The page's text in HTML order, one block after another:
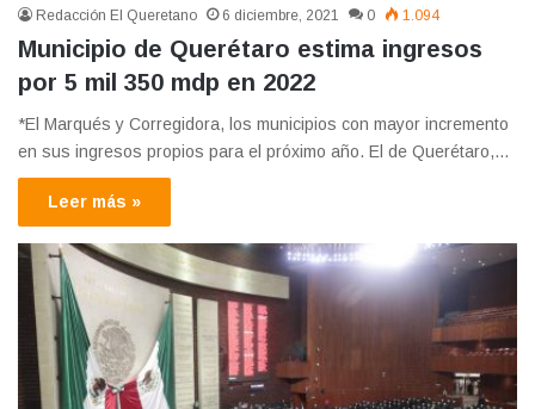
Redacción El Queretano 6 diciembre, 2021 0 1.094
Municipio de Querétaro estima ingresos
por 5 mil 350 mdp en 2022
*El Marqués y Corregidora, los municipios con mayor incremento
en sus ingresos propios para el próximo año. El de Querétaro,…
Leer más »